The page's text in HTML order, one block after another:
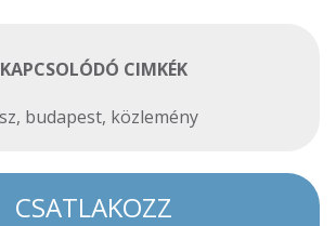
KAPCSOLÓDÓ CIMKÉK
, budapest, közlemény
CSATLAKOZZ